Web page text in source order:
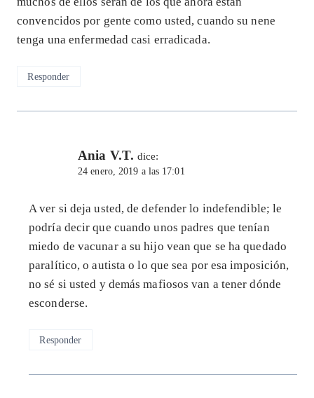
convencidos por gente como usted, cuando su nene
tenga una enfermedad casi erradicada.
Responder
Ania V.T. dice:
24 enero, 2019 a las 17:01
A ver si deja usted, de defender lo indefendible; le
podría decir que cuando unos padres que tenían
miedo de vacunar a su hijo vean que se ha quedado
paralítico, o autista o lo que sea por esa imposición,
no sé si usted y demás mafiosos van a tener dónde
esconderse.
Responder